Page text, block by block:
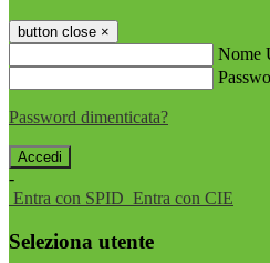
button close ×
Nome
Password dimenticata?
-
Entra con SPID Entra con CIE
Seleziona utente